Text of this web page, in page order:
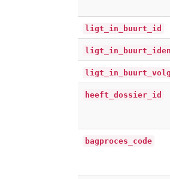
ligt_in_buurt_id
heeft_dossier_id
bagproces_code